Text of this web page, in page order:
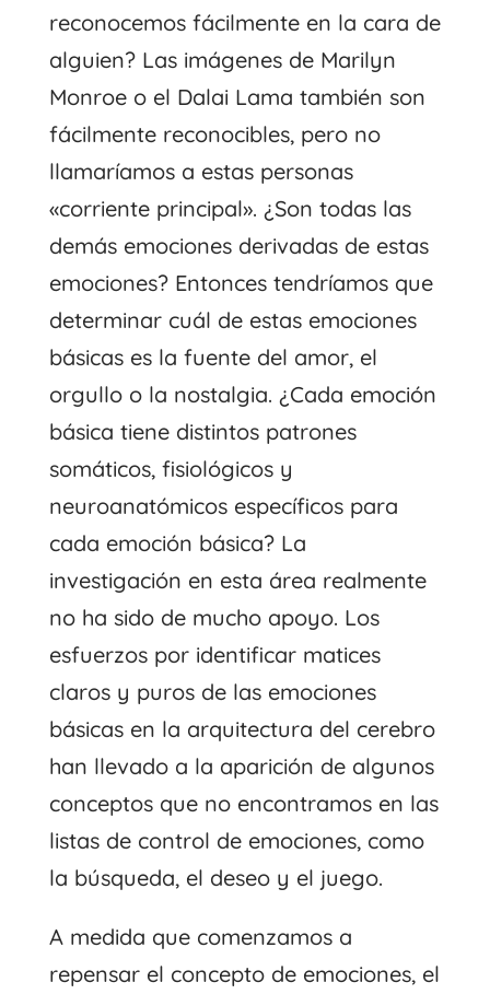
reconocemos fácilmente en la cara de
alguien? Las imágenes de Marilyn
Monroe o el Dalai Lama también son
fácilmente reconocibles, pero no
llamaríamos a estas personas
«corriente principal». ¿Son todas las
demás emociones derivadas de estas
emociones? Entonces tendríamos que
determinar cuál de estas emociones
básicas es la fuente del amor, el
orgullo o la nostalgia. ¿Cada emoción
básica tiene distintos patrones
somáticos, fisiológicos y
neuroanatómicos específicos para
cada emoción básica? La
investigación en esta área realmente
no ha sido de mucho apoyo. Los
esfuerzos por identificar matices
claros y puros de las emociones
básicas en la arquitectura del cerebro
han llevado a la aparición de algunos
conceptos que no encontramos en las
listas de control de emociones, como
la búsqueda, el deseo y el juego.
A medida que comenzamos a
repensar el concepto de emociones, el